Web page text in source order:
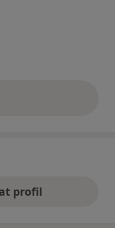
názory
profil